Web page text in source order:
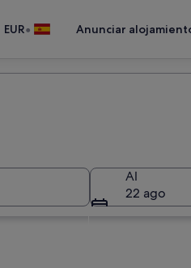
EUR• Anunciar
Al
22 ago